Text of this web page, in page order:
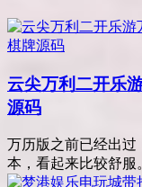
棋牌源码
云尖万利二开乐
源码
万历版之前已经出
本，看起来比较舒服